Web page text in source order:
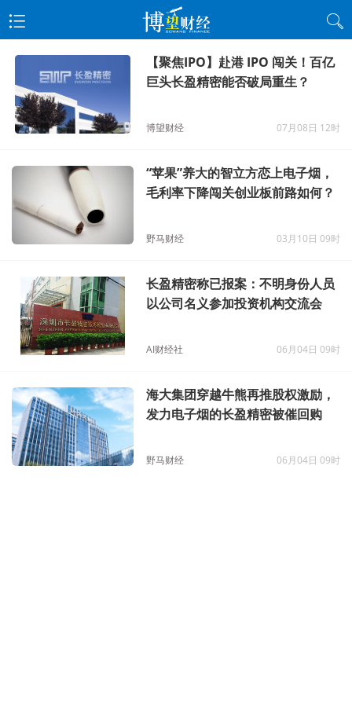
【聚焦IPO】赴港 IPO 闯关！百亿
巨头长盈精密能否破局重生？
博望财经 07月08日 12时
“苹果”养大的智立方恋上电子烟，
毛利率下降闯关创业板前路如何？
野马财经 03月10日 09时
长盈精密称已报案：不明身份人员
以公司名义参加投资机构交流会
AI财经社 06月04日 09时
海大集团穿越牛熊再推股权激励，
发力电子烟的长盈精密被催回购
野马财经 06月04日 09时